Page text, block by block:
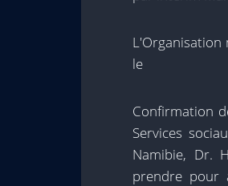
L'Organisation
le
Confirmation
Services
Namibie, Dr.
prendre pour